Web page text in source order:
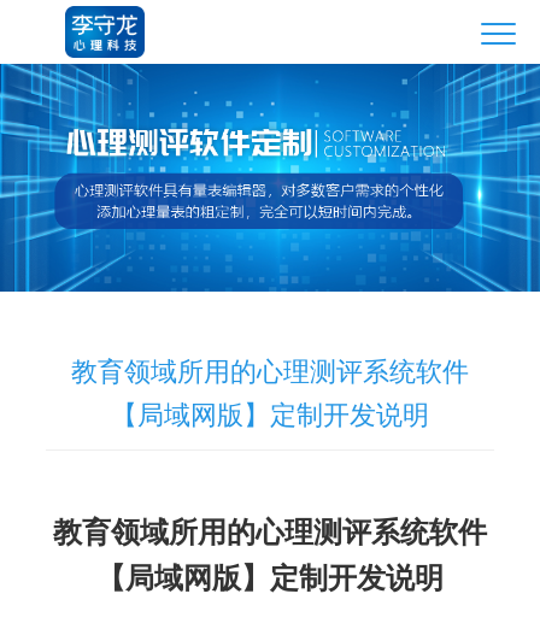
教育领域所用的心理测评系统软件
【局域网版】定制开发说明
教育领域所用的心理测评系统软件
【局域网版】定制开发说明